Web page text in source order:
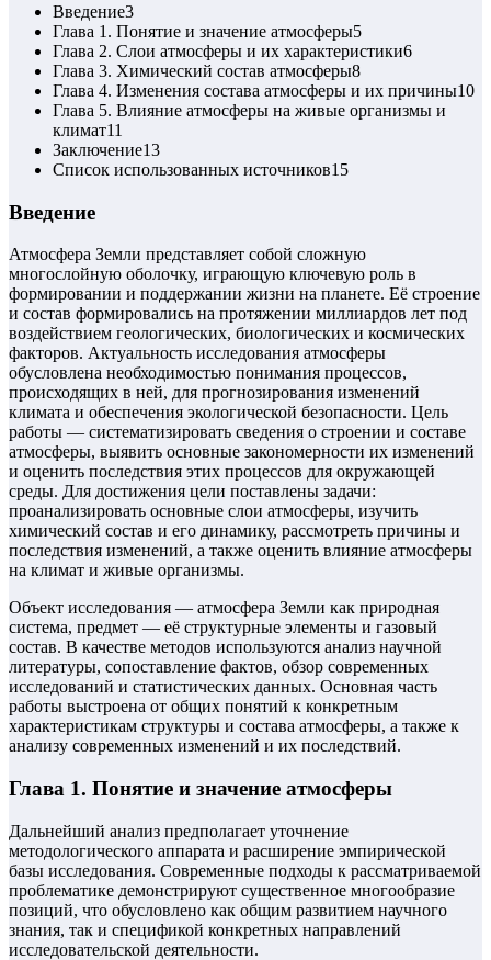
Введение3
Глава 1. Понятие и значение атмосферы5
Глава 2. Слои атмосферы и их характеристики6
Глава 3. Химический состав атмосферы8
Глава 4. Изменения состава атмосферы и их причины10
Глава 5. Влияние атмосферы на живые организмы и
климат11
Заключение13
Список использованных источников15
Введение
Атмосфера Земли представляет собой сложную
многослойную оболочку, играющую ключевую роль в
формировании и поддержании жизни на планете. Её строение
и состав формировались на протяжении миллиардов лет под
воздействием геологических, биологических и космических
факторов. Актуальность исследования атмосферы
обусловлена необходимостью понимания процессов,
происходящих в ней, для прогнозирования изменений
климата и обеспечения экологической безопасности. Цель
работы — систематизировать сведения о строении и составе
атмосферы, выявить основные закономерности их изменений
и оценить последствия этих процессов для окружающей
среды. Для достижения цели поставлены задачи:
проанализировать основные слои атмосферы, изучить
химический состав и его динамику, рассмотреть причины и
последствия изменений, а также оценить влияние атмосферы
на климат и живые организмы.
Объект исследования — атмосфера Земли как природная
система, предмет — её структурные элементы и газовый
состав. В качестве методов используются анализ научной
литературы, сопоставление фактов, обзор современных
исследований и статистических данных. Основная часть
работы выстроена от общих понятий к конкретным
характеристикам структуры и состава атмосферы, а также к
анализу современных изменений и их последствий.
Глава 1. Понятие и значение атмосферы
Дальнейший анализ предполагает уточнение
методологического аппарата и расширение эмпирической
базы исследования. Современные подходы к рассматриваемой
проблематике демонстрируют существенное многообразие
позиций, что обусловлено как общим развитием научного
знания, так и спецификой конкретных направлений
исследовательской деятельности.